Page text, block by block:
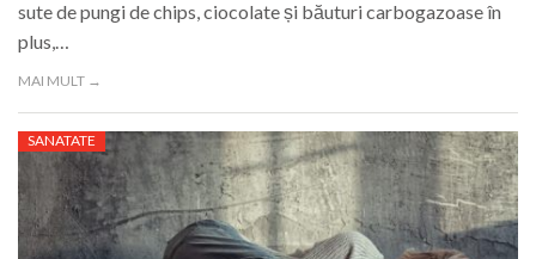
sute de pungi de chips, ciocolate și băuturi carbogazoase în
plus,…
MAI MULT →
SANATATE